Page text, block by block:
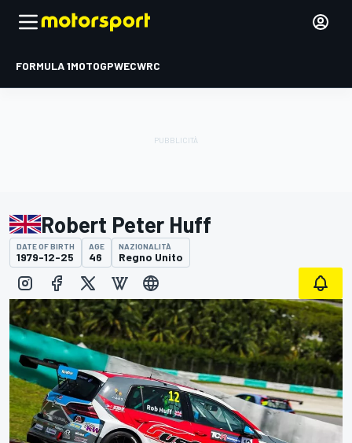
FORMULA 1MOTOGPWECWRC
Robert Peter Huff
DATE OF BIRTH
1979-12-25
AGE
46
NAZIONALITÀ
Regno Unito